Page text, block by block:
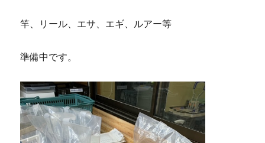
竿、リール、エサ、エギ、ルアー等
準備中です。